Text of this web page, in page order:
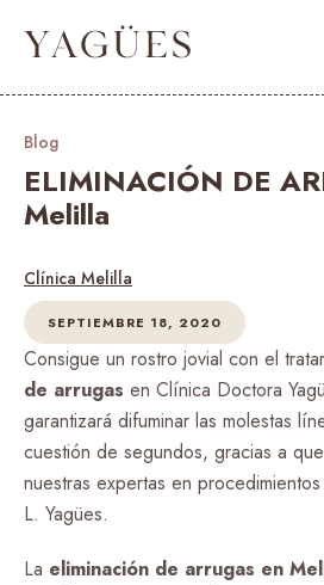
Blog
ELIMINACIÓN DE
Melilla
Clínica Melilla
SEPTIEMBRE 18, 2020
Consigue un rostro jovial con el
de arrugas en Clínica Doctora
garantizará difuminar las molestas
cuestión de segundos, gracias a
nuestras expertas en
L. Yagües.
La eliminación de arrugas en